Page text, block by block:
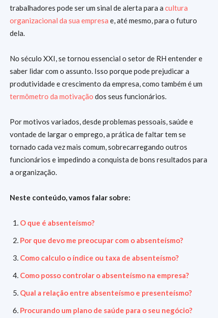
trabalhadores pode ser um sinal de alerta para a cultura
organizacional da sua empresa e, até mesmo, para o futuro
dela.
No século XXI, se tornou essencial o setor de RH entender e
saber lidar com o assunto. Isso porque pode prejudicar a
produtividade e crescimento da empresa, como também é um
termômetro da motivação dos seus funcionários.
Por motivos variados, desde problemas pessoais, saúde e
vontade de largar o emprego, a prática de faltar tem se
tornado cada vez mais comum, sobrecarregando outros
funcionários e impedindo a conquista de bons resultados para
a organização.
Neste conteúdo, vamos falar sobre:
O que é absenteísmo?
Por que devo me preocupar com o absenteísmo?
Como calculo o índice ou taxa de absenteísmo?
Como posso controlar o absenteísmo na empresa?
Qual a relação entre absenteísmo e presenteísmo?
Procurando um plano de saúde para o seu negócio?